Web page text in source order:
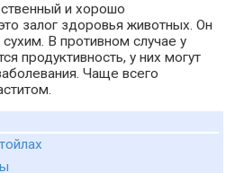
и хорошо
залог здоровья животных. Он
В противном случае у
продуктивность, у них могут
Чаще всего